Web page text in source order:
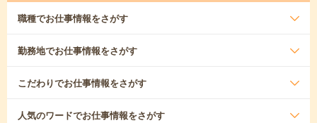
職種でお仕事情報をさがす
勤務地でお仕事情報をさがす
こだわりでお仕事情報をさがす
人気のワードでお仕事情報をさがす